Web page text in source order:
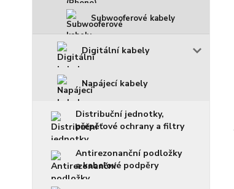
Subwooferové kabely
Digitální kabely
Napájecí kabely
Distribuční jednotky,
přepěťové ochrany a filtry
Antirezonanční podložky
a kabelové podpěry